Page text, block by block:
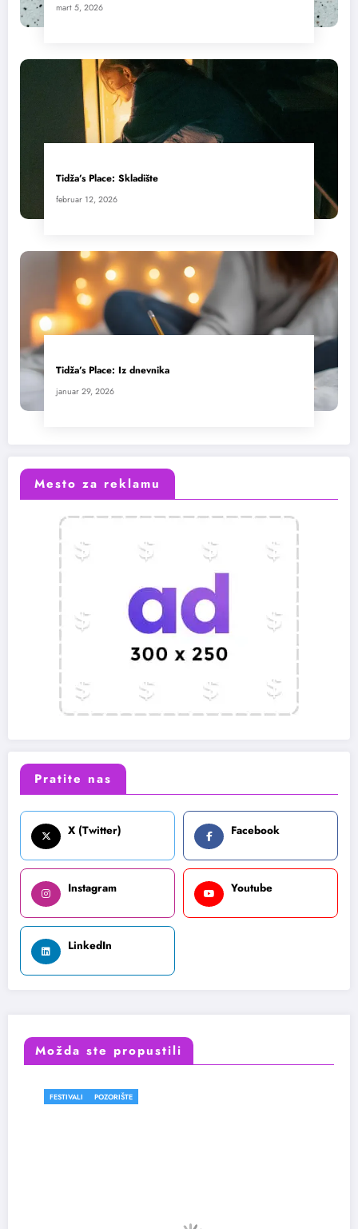
mart 5, 2026
Tidža’s Place: Skladište
februar 12, 2026
Tidža’s Place: Iz dnevnika
januar 29, 2026
Mesto za reklamu
Pratite nas
X (Twitter) Facebook
Instagram Youtube
LinkedIn
Možda ste propustili
FESTIVALI POZORIŠTE